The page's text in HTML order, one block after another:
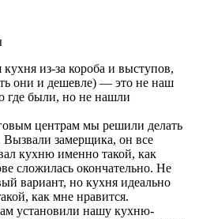
из-за короба и выступов,
они и дешевле) — это не наш
где были, но не нашли
центрам мы решили делать
замерщика, он все
кухню именно такой, как
сложилась окончательно. Не
вариант, но кухня идеально
как мне нравится.
установили нашу кухню-